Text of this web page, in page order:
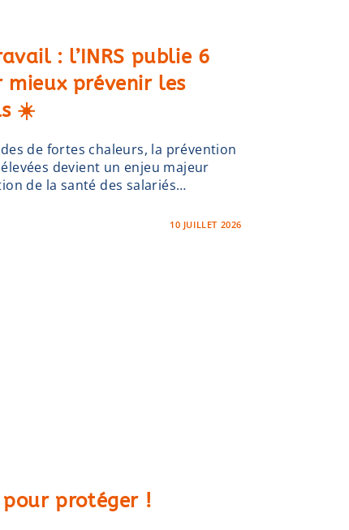
: l’INRS publie 6
prévenir les
☀️
de fortes chaleurs, la prévention
devient un enjeu majeur
de la santé des salariés…
10 JUILLET 2026
protéger !